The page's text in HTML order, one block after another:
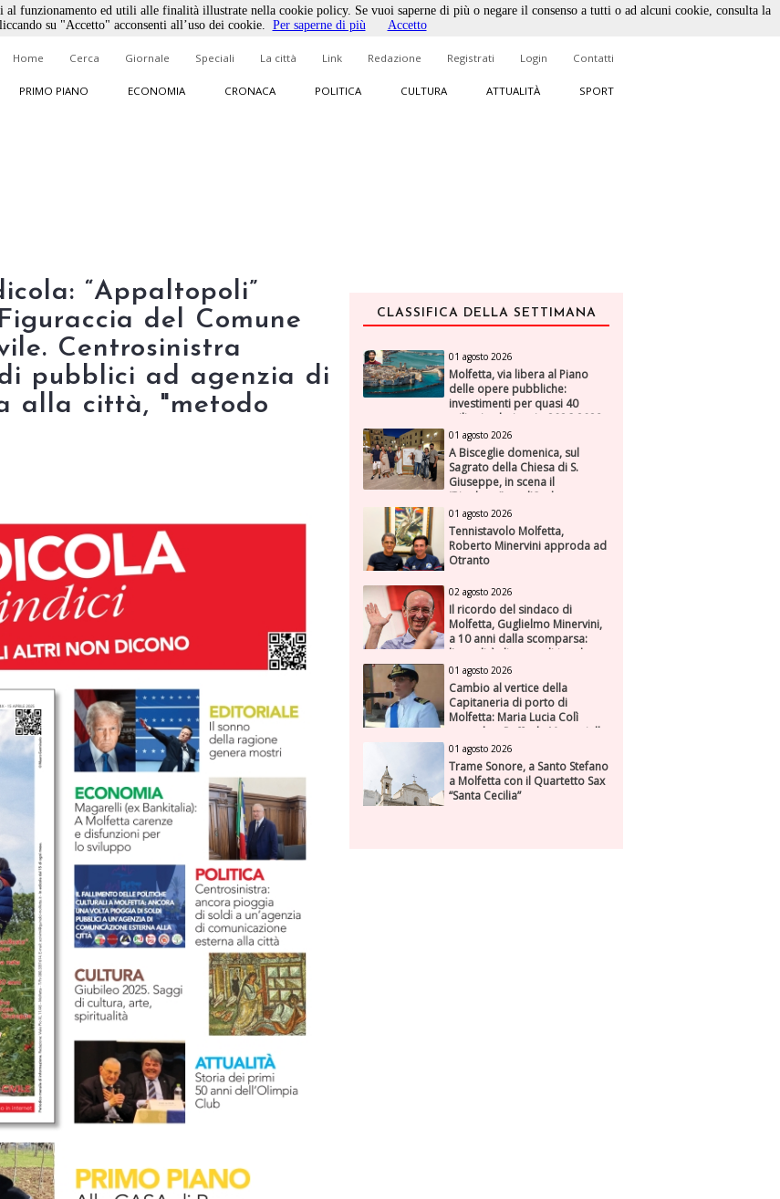
Home Cerca Giornale Speciali La città Link Redazione Registrati Login Contatti
PRIMO PIANO ECONOMIA CRONACA POLITICA CULTURA ATTUALITÀ SPORT
“Appaltopoli”
del Comune
Centrosinistra
pubblici ad agenzia di
alla città, "metodo
CLASSIFICA DELLA SETTIMANA
01 agosto 2026
Molfetta, via libera al Piano
delle opere pubbliche:
investimenti per quasi 40
milioni nel triennio 2026-2028
01 agosto 2026
A Bisceglie domenica, sul
Sagrato della Chiesa di S.
Giuseppe, in scena il
“Rigoletto” con l’Orchestra
Sinfonica Federiciana
01 agosto 2026
Tennistavolo Molfetta,
Roberto Minervini approda ad
Otranto
02 agosto 2026
Il ricordo del sindaco di
Molfetta, Guglielmo Minervini,
a 10 anni dalla scomparsa:
l'attualità di una politica che
genera futuro
01 agosto 2026
Cambio al vertice della
Capitaneria di porto di
Molfetta: Maria Lucia Colì
succede a Raffaele Muscariello
01 agosto 2026
Trame Sonore, a Santo Stefano
a Molfetta con il Quartetto Sax
“Santa Cecilia”
funzionamento ed utili alle finalità illustrate nella cookie policy. Se vuoi saperne di più o negare il consenso a tutti o ad alcuni cookie, consulta la
su "Accetto" acconsenti all’uso dei cookie. Per saperne di più Accetto